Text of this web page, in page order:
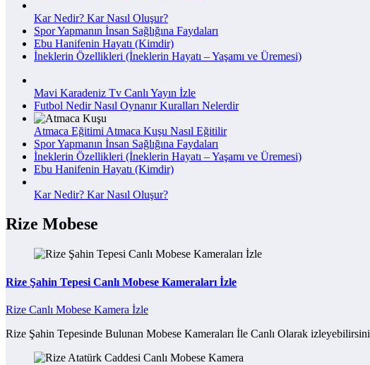
Kar Nedir? Kar Nasıl Oluşur?
Spor Yapmanın İnsan Sağlığına Faydaları
Ebu Hanifenin Hayatı (Kimdir)
İneklerin Özellikleri (İneklerin Hayatı – Yaşamı ve Üremesi)
Mavi Karadeniz Tv Canlı Yayın İzle
Futbol Nedir Nasıl Oynanır Kuralları Nelerdir
Atmaca Eğitimi Atmaca Kuşu Nasıl Eğitilir
Spor Yapmanın İnsan Sağlığına Faydaları
İneklerin Özellikleri (İneklerin Hayatı – Yaşamı ve Üremesi)
Ebu Hanifenin Hayatı (Kimdir)
Kar Nedir? Kar Nasıl Oluşur?
Rize Mobese
Rize Şahin Tepesi Canlı Mobese Kameraları İzle
Rize Canlı Mobese Kamera İzle
Rize Şahin Tepesinde Bulunan Mobese Kameraları İle Canlı Olarak